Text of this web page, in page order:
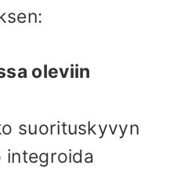
oleviin
suorituskyvyn
integroida